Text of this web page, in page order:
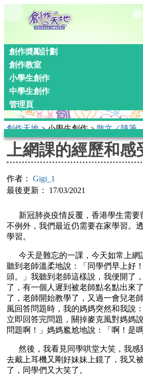
創作奬勵計劃
創作教室
小學生創作
中學生創作
管理頁
創作天地> 小學生創作 >散文／隨筆
上網課的經歷和感
作者： Gigi_1
最後更新： 17/03/2021
新冠肺炎疫情反覆，香港學生需要
不例外，我們最近仍需要在家學習。
學習。
今天是難忘的一課，今天如常上網
聽到老師溫柔地說：「同學們早上好
頭。」我聽到老師這樣說，我便開了
了，有一個人遲到被老師點名點出來
了，老師開始教學了，又過一會兒老
風回答問題時，我的媽媽突然和我說
立即回答完問題，關掉麥克風對媽媽
問題啊！」媽媽尷尬地說：「啊！是
然後，我看見同學哄堂大笑，我感
去戴上耳機又剛好妹妹上鏡了，我又
了，同學們又大笑了。